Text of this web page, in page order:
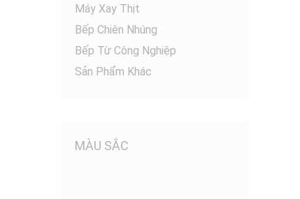
Máy Xay Thịt
Bếp Chiên Nhúng
Bếp Từ Công Nghiệp
Sản Phẩm Khác
MÀU SẮC